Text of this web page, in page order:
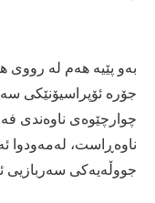
بەو پێیە هەم لە رووی
جۆرە ئۆپراسیۆنێكی
چوارچێوەی ناوەندی
ناوەڕاست، لەمەودوا
جووڵەیەكی سەربازیی